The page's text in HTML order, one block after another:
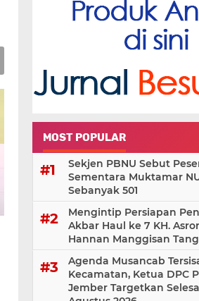
MOST POPULAR
Sekjen PBNU Sebut
Sementara Muktamar
Sebanyak 501
Mengintip Persiapan
Akbar Haul ke 7 KH.
Hannan Manggisan
Agenda Musancab
Kecamatan, Ketua DPC
Jember Targetkan